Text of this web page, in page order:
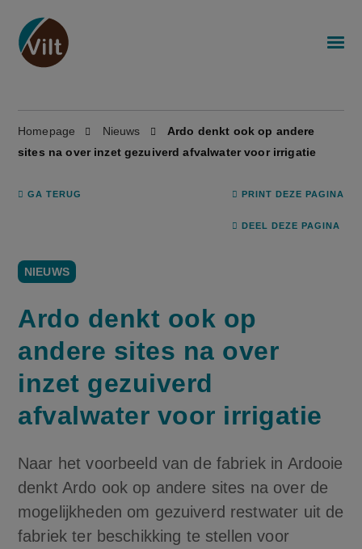
Homepage Nieuws
Ardo denkt ook op andere
sites na over inzet gezuiverd afvalwater voor irrigatie
GA TERUG PRINT DEZE PAGINA
DEEL DEZE PAGINA
NIEUWS
Ardo denkt ook op
andere sites na over
inzet gezuiverd
afvalwater voor irrigatie
Naar het voorbeeld van de fabriek in Ardooie
denkt Ardo ook op andere sites na over de
mogelijkheden om gezuiverd restwater uit de
fabriek ter beschikking te stellen voor